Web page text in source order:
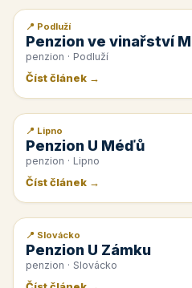
📰 PR článek
📍 Podluží
Penzion ve vinařství
penzion · Podluží
Číst článek →
📰 PR článek
📍 Lipno
Penzion U Méďů
penzion · Lipno
Číst článek →
📰 PR článek
📍 Slovácko
Penzion U Zámku
penzion · Slovácko